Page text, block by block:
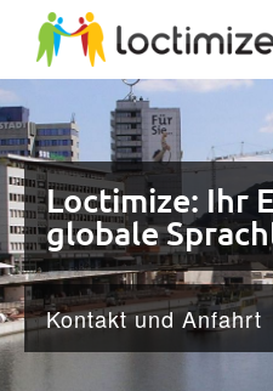
Skip to main content
Loctimize: Ihr
globale
Kontakt und Anfahrt